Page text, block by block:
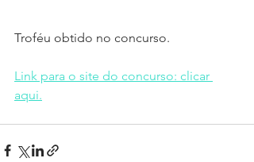
Troféu obtido no concurso.
Link para o site do concurso: clicar
aqui.